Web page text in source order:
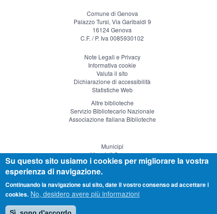
Comune di Genova
Palazzo Tursi, Via Garibaldi 9
16124 Genova
C.F. / P. Iva 0085930102
Note Legali e Privacy
Informativa cookie
Valuta il sito
Dichiarazione di accessibilità
Statistiche Web
Altre biblioteche
Servizio Bibliotecario Nazionale
Associazione Italiana Biblioteche
Municipi
Musei di Genova
Genova Teatro
Visitgenoa
Su questo sito usiamo i cookies per migliorare la vostra
esperienza di navigazione.
Continuando la navigazione sul sito, date il vostro consenso ad accettare i
cookies. No, desidero avere più informazioni